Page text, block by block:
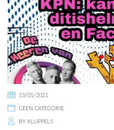
13/01/2021
GEEN CATEGORIE
BY KLUPPELS